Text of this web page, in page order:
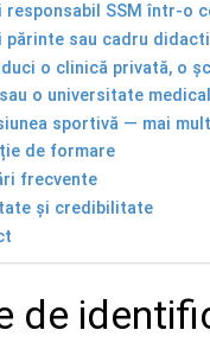
responsabil SSM într-o
părinte sau cadru
o clinică privată, o
o universitate
sportivă — mai
de formare
frecvente
și credibilitate
de